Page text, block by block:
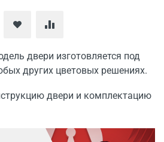
двери изготовляется под
других цветовых решениях.
двери и комплектацию